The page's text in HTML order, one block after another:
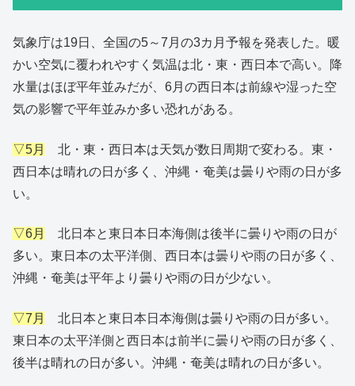
気象庁は19日、全国の5～7月の3カ月予報を発表した。暖
かい空気に覆われやすく気温は北・東・西日本で高い。降
水量はほぼ平年並みだが、6月の西日本は前線や湿った空
気の影響で平年並みか多い恐れがある。
▽5月
北・東・西日本は天気が数日周期で変わる。東・
西日本は晴れの日が多く、沖縄・奄美は曇りや雨の日が多
い。
▽6月
北日本と東日本日本海側は後半に曇りや雨の日が
多い。東日本の太平洋側、西日本は曇りや雨の日が多く、
沖縄・奄美は平年より曇りや雨の日が少ない。
▽7月
北日本と東日本日本海側は曇りや雨の日が多い。
東日本の太平洋側と西日本は前半に曇りや雨の日が多く、
後半は晴れの日が多い。沖縄・奄美は晴れの日が多い。